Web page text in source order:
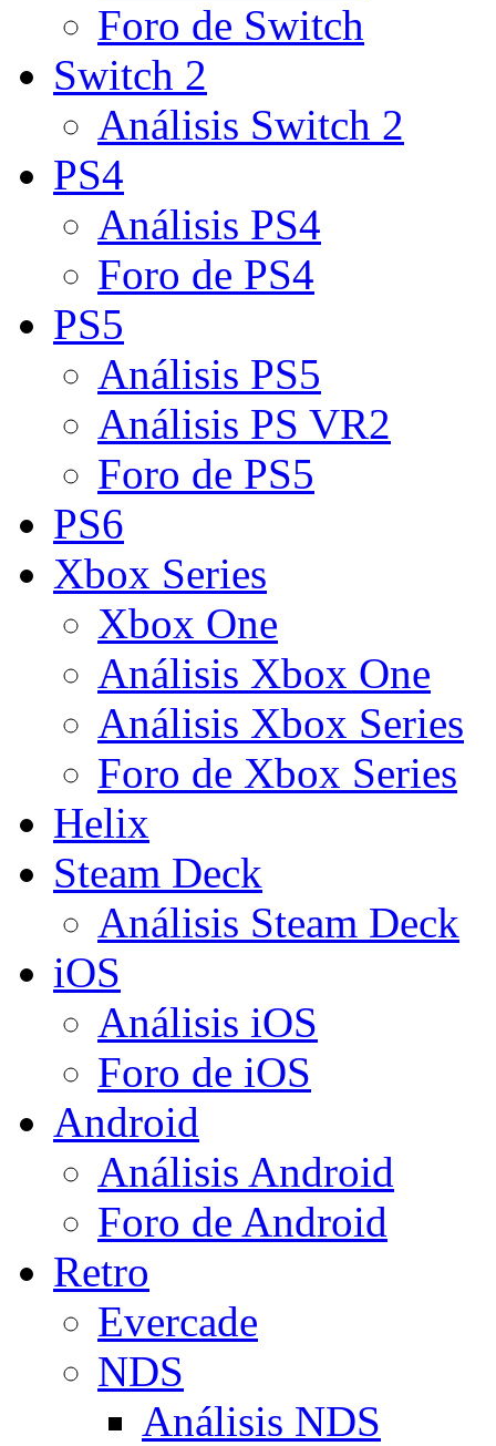
Foro de Switch
Switch 2
Análisis Switch 2
PS4
Análisis PS4
Foro de PS4
PS5
Análisis PS5
Análisis PS VR2
Foro de PS5
PS6
Xbox Series
Xbox One
Análisis Xbox One
Análisis Xbox Series
Foro de Xbox Series
Helix
Steam Deck
Análisis Steam Deck
iOS
Análisis iOS
Foro de iOS
Android
Análisis Android
Foro de Android
Retro
Evercade
NDS
Análisis NDS